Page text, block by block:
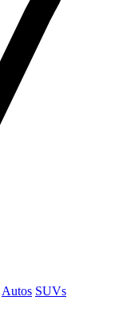
Autos SUVs